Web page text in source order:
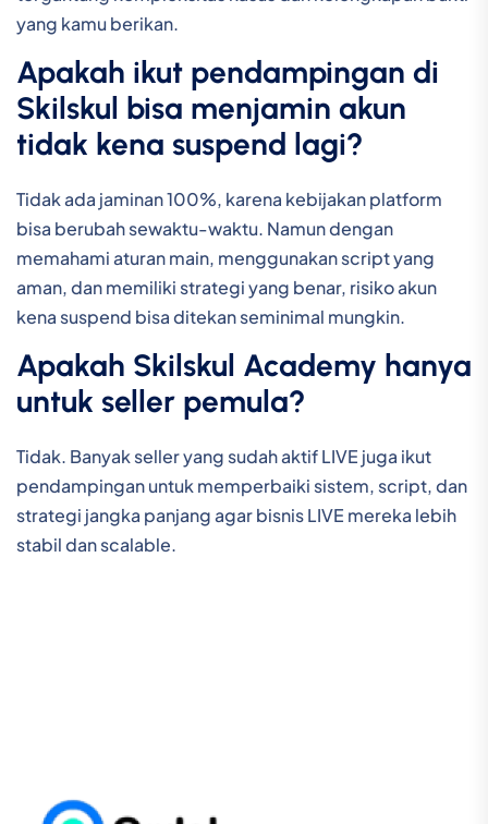
yang kamu berikan.
Apakah ikut pendampingan di
Skilskul bisa menjamin akun
tidak kena suspend lagi?
Tidak ada jaminan 100%, karena kebijakan platform
bisa berubah sewaktu-waktu. Namun dengan
memahami aturan main, menggunakan script yang
aman, dan memiliki strategi yang benar, risiko akun
kena suspend bisa ditekan seminimal mungkin.
Apakah Skilskul Academy hanya
untuk seller pemula?
Tidak. Banyak seller yang sudah aktif LIVE juga ikut
pendampingan untuk memperbaiki sistem, script, dan
strategi jangka panjang agar bisnis LIVE mereka lebih
stabil dan scalable.